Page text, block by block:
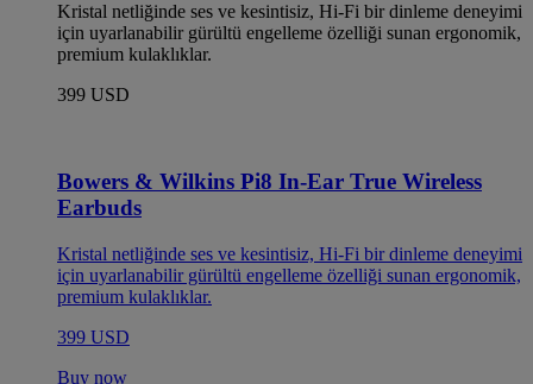
Kristal netliğinde ses ve kesintisiz, Hi-Fi bir dinleme deneyimi
için uyarlanabilir gürültü engelleme özelliği sunan ergonomik,
premium kulaklıklar.
399 USD
Bowers & Wilkins Pi8 In-Ear True Wireless
Earbuds
Kristal netliğinde ses ve kesintisiz, Hi-Fi bir dinleme deneyimi
için uyarlanabilir gürültü engelleme özelliği sunan ergonomik,
premium kulaklıklar.
399 USD
Buy now